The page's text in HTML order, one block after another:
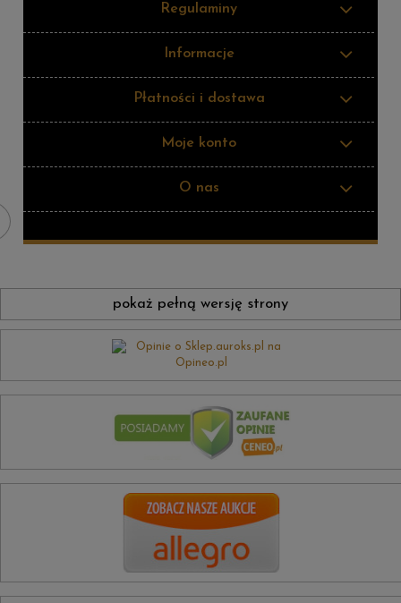
Regulaminy
Informacje
Płatności i dostawa
Moje konto
O nas
pokaż pełną wersję strony